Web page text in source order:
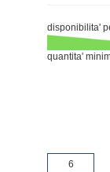
disponibilita'
quantita'